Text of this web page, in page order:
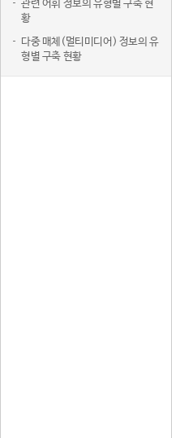
관련 어휘 정보의 유형별 구축 현
황
다중 매체(멀티미디어) 정보의 유
형별 구축 현황